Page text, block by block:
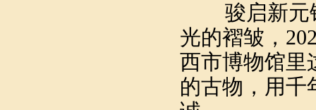
骏启新元锦
光的褶皱，
西市博物馆里
的古物，用千